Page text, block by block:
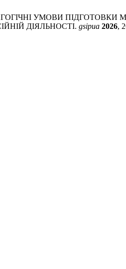
УМОВИ
ДІЯЛЬНОСТІ. gsipua 2026,